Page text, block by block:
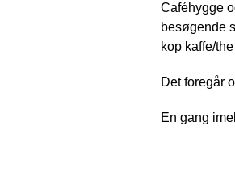
Caféhygge
besøgende
kop kaffe/
Det foregår
En gang